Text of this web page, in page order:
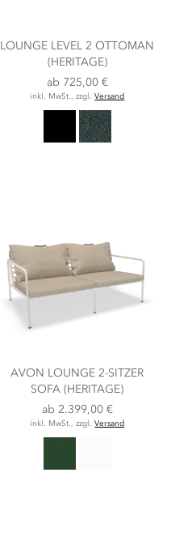
LOUNGE LEVEL 2 OTTOMAN
(HERITAGE)
ab 725,00 €
inkl. MwSt., zzgl.Versand
AVON LOUNGE 2-SITZER
SOFA (HERITAGE)
ab 2.399,00 €
inkl. MwSt., zzgl.Versand